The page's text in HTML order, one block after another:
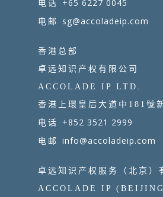
电话 +65 6227 0045
电邮 sg@accoladeip.com
香港总部
卓远知识产权有限公司
ACCOLADE IP LTD.
香港上環皇后大道中181號
电话 +852 3521 2999
电邮 info@accoladeip.com
卓远知识产权服务（北京）
ACCOLADE IP